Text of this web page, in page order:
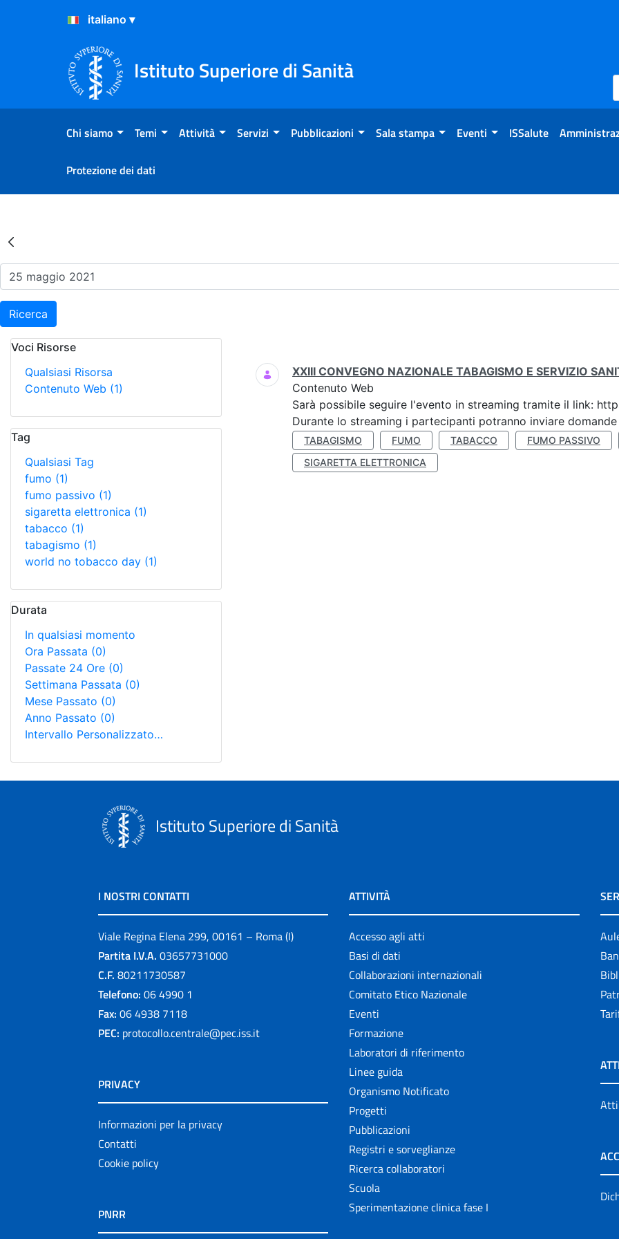
Salta al Contenuto
Salta al Footer
Istituto Superiore di Sanità
Chi siamo Temi Attività Servizi Pubblicazioni Sala stampa Eventi ISSalute
Protezione dei dati
Risultati della Ricerca - Eventi
Ricerca
Voci Risorse
Qualsiasi Risorsa
Contenuto Web (1)
Tag
Qualsiasi Tag
fumo (1)
fumo passivo (1)
sigaretta elettronica (1)
tabacco (1)
tabagismo (1)
world no tobacco day (1)
Durata
In qualsiasi momento
Ora Passata (0)
Passate 24 Ore (0)
Settimana Passata (0)
Mese Passato (0)
Anno Passato (0)
Intervallo Personalizzato…
Ricerca
XXIII CONVEGNO NAZIONALE TABAGISMO E SERVIZIO
Contenuto Web
Sarà possibile seguire l'evento in streaming tramite il link:
Durante lo streaming i partecipanti potranno inviare
TABAGISMO FUMO TABACCO
FUMO PASSIVO
SIGARETTA ELETTRONICA
Istituto Superiore di Sanità
I NOSTRI CONTATTI
Viale Regina Elena 299, 00161 – Roma (I)
Partita I.V.A. 03657731000
C.F. 80211730587
Telefono: 06 4990 1
Fax: 06 4938 7118
PEC: protocollo.centrale@pec.iss.it
PRIVACY
Informazioni per la privacy
Contatti
Cookie policy
PNRR
ATTIVITÀ
Accesso agli atti
Basi di dati
Collaborazioni internazionali
Comitato Etico Nazionale
Eventi
Formazione
Laboratori di riferimento
Linee guida
Organismo Notificato
Progetti
Pubblicazioni
Registri e sorveglianze
Ricerca collaboratori
Scuola
Sperimentazione clinica fase I
Atti